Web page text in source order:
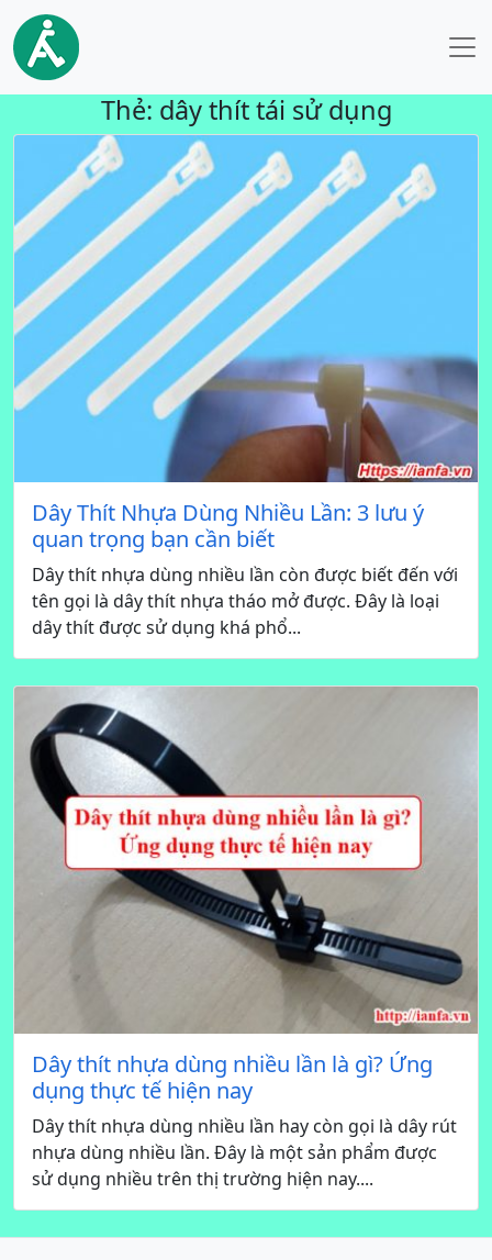
Thẻ: dây thít tái sử dụng
Dây Thít Nhựa Dùng Nhiều Lần: 3 lưu ý
quan trọng bạn cần biết
Dây thít nhựa dùng nhiều lần còn được biết đến với
tên gọi là dây thít nhựa tháo mở được. Đây là loại
dây thít được sử dụng khá phổ...
Dây thít nhựa dùng nhiều lần là gì? Ứng
dụng thực tế hiện nay
Dây thít nhựa dùng nhiều lần hay còn gọi là dây rút
nhựa dùng nhiều lần. Đây là một sản phẩm được
sử dụng nhiều trên thị trường hiện nay....